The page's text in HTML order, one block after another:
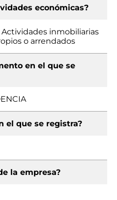
económicas?
inmobiliarias
o arrendados
en el que se
el que se registra?
la empresa?